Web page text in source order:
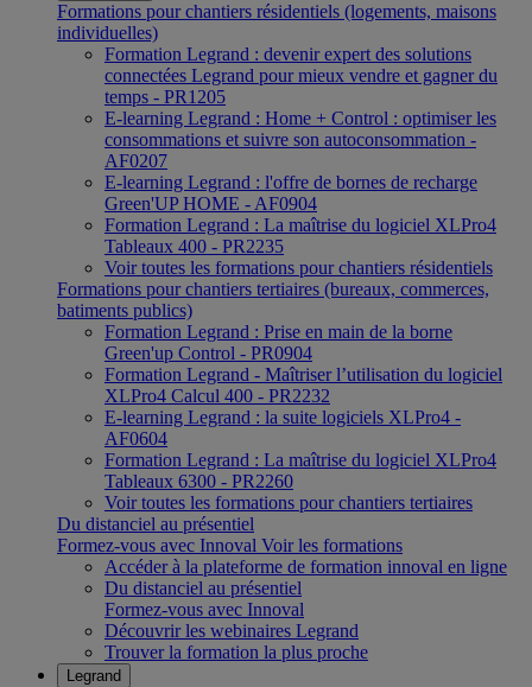
Formations pour chantiers résidentiels (logements, maisons
individuelles)
Formation Legrand : devenir expert des solutions
connectées Legrand pour mieux vendre et gagner du
temps - PR1205
E-learning Legrand : Home + Control : optimiser les
consommations et suivre son autoconsommation -
AF0207
E-learning Legrand : l'offre de bornes de recharge
Green'UP HOME - AF0904
Formation Legrand : La maîtrise du logiciel XLPro4
Tableaux 400 - PR2235
Voir toutes les formations pour chantiers résidentiels
Formations pour chantiers tertiaires (bureaux, commerces,
batiments publics)
Formation Legrand : Prise en main de la borne
Green'up Control - PR0904
Formation Legrand - Maîtriser l’utilisation du logiciel
XLPro4 Calcul 400 - PR2232
E-learning Legrand : la suite logiciels XLPro4 -
AF0604
Formation Legrand : La maîtrise du logiciel XLPro4
Tableaux 6300 - PR2260
Voir toutes les formations pour chantiers tertiaires
Du distanciel au présentiel
Formez-vous avec Innoval Voir les formations
Accéder à la plateforme de formation innoval en ligne
Du distanciel au présentiel
Formez-vous avec Innoval
Découvrir les webinaires Legrand
Trouver la formation la plus proche
Legrand